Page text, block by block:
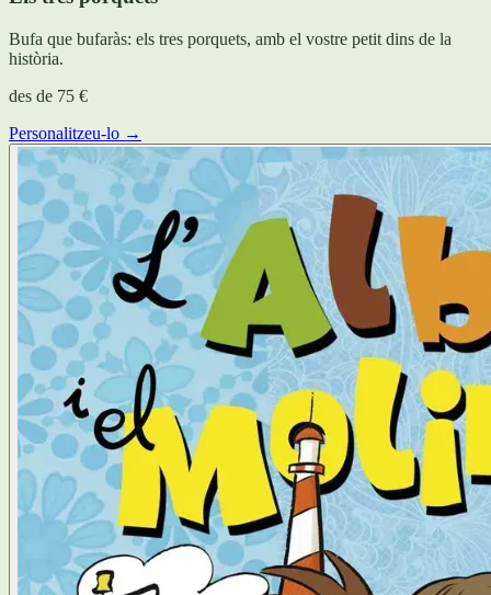
Bufa que bufaràs: els tres porquets, amb el vostre petit dins de la
història.
des de 75 €
Personalitzeu-lo →